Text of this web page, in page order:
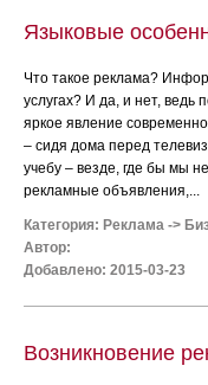
Языковые
Что такое реклама?
услугах? И да, и нет,
яркое явление
– сидя дома перед
учебу – везде, где бы мы
рекламные объявления,...
Категория: Реклама ->
Автор:
Добавлено: 2015-03-23
Возникновение